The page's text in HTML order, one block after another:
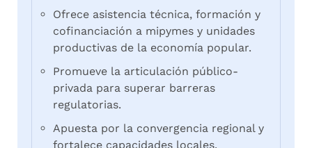
Ofrece asistencia técnica, formación y
cofinanciación a mipymes y unidades
productivas de la economía popular.
Promueve la articulación público-
privada para superar barreras
regulatorias.
Apuesta por la convergencia regional y
fortalece capacidades locales.